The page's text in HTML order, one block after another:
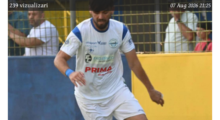
239 vizualizari 07 Aug 2026 21:25